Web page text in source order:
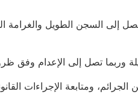
إلى السجن الطويل والغرامة
وربما تصل إلى الإعدام وفق
ومتابعة الإجراءات